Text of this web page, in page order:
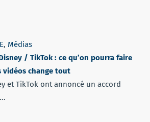
, Médias
/ TikTok : ce qu’on pourra faire
vidéos change tout
et TikTok ont annoncé un accord